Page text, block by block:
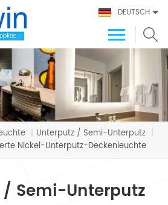
DEUTSCH
| Unterputz / Semi-Unterputz |
Nickel-Unterputz-Deckenleuchte
Semi-Unterputz